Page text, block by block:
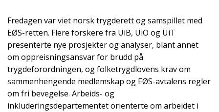
Fredagen var viet norsk trygderett og samspillet med
EØS-retten. Flere forskere fra UiB, UiO og UiT
presenterte nye prosjekter og analyser, blant annet
om oppreisningsansvar for brudd på
trygdeforordningen, og folketrygdlovens krav om
sammenhengende medlemskap og EØS-avtalens regler
om fri bevegelse. Arbeids- og
inkluderingsdepartementet orienterte om arbeidet i